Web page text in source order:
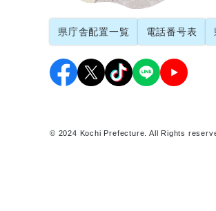
県庁舎配置一覧 電話番号表
© 2024 Kochi Prefecture. All Rights